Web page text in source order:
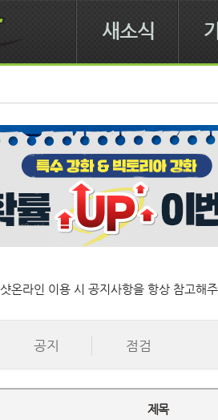
새소식
샷온라인 이용 시 공지사항을 항상 참고해
공지 점검
제목